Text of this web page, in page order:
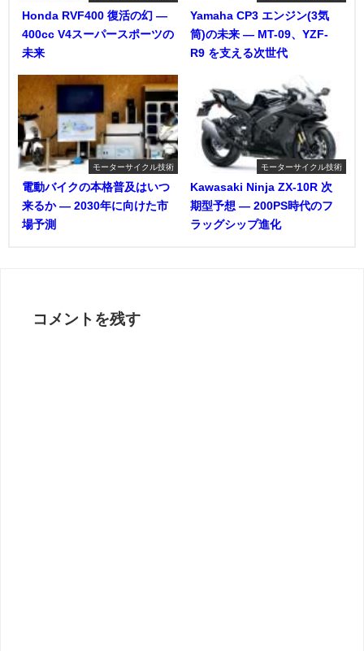
Honda RVF400 復活の幻 ―
400cc V4スーパースポーツの
未来
Yamaha CP3 エンジン(3気
筒)の未来 ― MT-09、YZF-
R9 を支える次世代
モーターサイクル技術
電動バイクの本格普及はいつ
来るか ― 2030年に向けた市
場予測
モーターサイクル技術
Kawasaki Ninja ZX-10R 次
期型予想 ― 200PS時代のフ
ラッグシップ進化
コメントを残す